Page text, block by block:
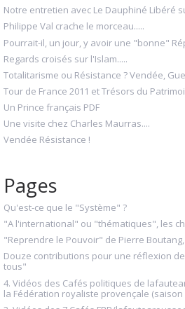
Notre entretien avec Le Dauphiné Libéré
Philippe Val crache le morceau.....
Pourrait-il, un jour, y avoir une "bonne"
Regards croisés sur l'Islam.....
Totalitarisme ou Résistance ? Vendée,
Tour de France 2011 et Trésors du
Un Prince français PDF
Une visite chez Charles Maurras....
Vendée Résistance !
Pages
Qu'est-ce que le "Système" ?
"A l'international" ou "thématiques", les
"Reprendre le Pouvoir" de Pierre
Douze contributions pour une réflexion
tous"
4. Vidéos des Cafés politiques de
la Fédération royaliste provençale (saison